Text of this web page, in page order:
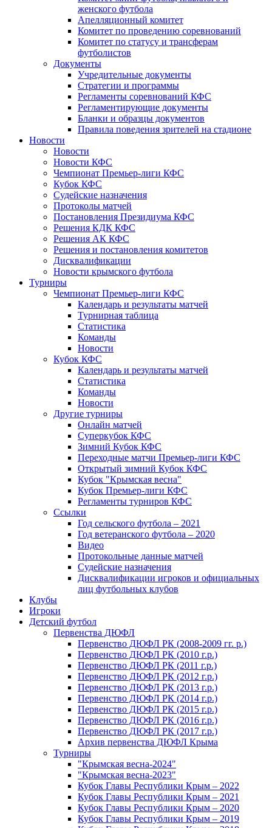
женского футбола
Апелляционный комитет
Комитет по проведению соревнований
Комитет по статусу и трансферам
футболистов
Документы
Учредительные документы
Стратегии и программы
Регламенты соревнований КФС
Регламентирующие документы
Бланки и образцы документов
Правила поведения зрителей на стадионе
Новости
Новости
Новости КФС
Чемпионат Премьер-лиги КФС
Кубок КФС
Судейские назначения
Протоколы матчей
Постановления Президиума КФС
Решения КДК КФС
Решения АК КФС
Решения и постановления комитетов
Дисквалификации
Новости крымского футбола
Турниры
Чемпионат Премьер-лиги КФС
Календарь и результаты матчей
Турнирная таблица
Статистика
Команды
Новости
Кубок КФС
Календарь и результаты матчей
Статистика
Команды
Новости
Другие турниры
Онлайн матчей
Суперкубок КФС
Зимний Кубок КФС
Переходные матчи Премьер-лиги КФС
Открытый зимний Кубок КФС
Кубок "Крымская весна"
Кубок Премьер-лиги КФС
Регламенты турниров КФС
Ссылки
Год сельского футбола – 2021
Год ветеранского футбола – 2020
Видео
Протокольные данные матчей
Судейские назначения
Дисквалификации игроков и официальных
лиц футбольных клубов
Клубы
Игроки
Детский футбол
Первенства ДЮФЛ
Первенство ДЮФЛ РК (2008-2009 гг. р.)
Первенство ДЮФЛ РК (2010 г.р.)
Первенство ДЮФЛ РК (2011 г.р.)
Первенство ДЮФЛ РК (2012 г.р.)
Первенство ДЮФЛ РК (2013 г.р.)
Первенство ДЮФЛ РК (2014 г.р.)
Первенство ДЮФЛ РК (2015 г.р.)
Первенство ДЮФЛ РК (2016 г.р.)
Первенство ДЮФЛ РК (2017 г.р.)
Архив первенства ДЮФЛ Крыма
Турниры
"Крымская весна-2024"
"Крымская весна-2023"
Кубок Главы Республики Крым – 2022
Кубок Главы Республики Крым – 2021
Кубок Главы Республики Крым – 2020
Кубок Главы Республики Крым – 2019